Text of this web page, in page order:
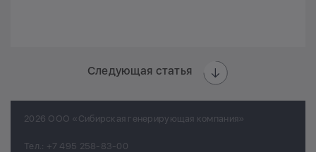
Следующая статья
2026 ООО «Сибирская генерирующая компания»
Тел.: +7 495 258-83-00